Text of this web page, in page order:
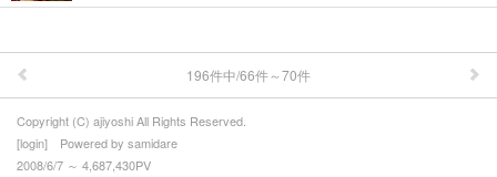
196件中/66件～70件
Copyright (C) ajiyoshi All Rights Reserved.
[login] Powered by samidare
2008/6/7 ～ 4,687,430PV